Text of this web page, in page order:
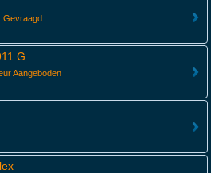
Gevraagd
G
Aangeboden